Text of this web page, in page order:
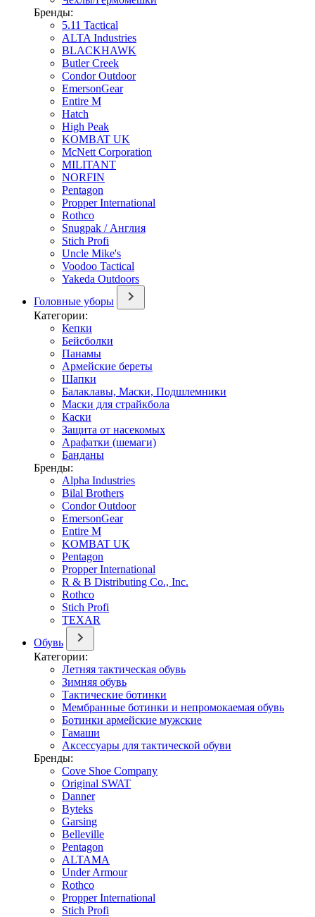
Бренды:
5.11 Tactical
ALTA Industries
BLACKHAWK
Butler Creek
Condor Outdoor
EmersonGear
Entire M
Hatch
High Peak
KOMBAT UK
McNett Corporation
MILITANT
NORFIN
Pentagon
Propper International
Rothco
Snugpak / Англия
Stich Profi
Uncle Mike's
Voodoo Tactical
Yakeda Outdoors
Головные уборы
Категории:
Кепки
Бейсболки
Панамы
Армейские береты
Шапки
Балаклавы, Маски, Подшлемники
Маски для страйкбола
Каски
Защита от насекомых
Арафатки (шемаги)
Банданы
Бренды:
Alpha Industries
Bilal Brothers
Condor Outdoor
EmersonGear
Entire M
KOMBAT UK
Pentagon
Propper International
R & B Distributing Co., Inc.
Rothco
Stich Profi
TEXAR
Обувь
Категории:
Летняя тактическая обувь
Зимняя обувь
Тактические ботинки
Мембранные ботинки и непромокаемая обувь
Ботинки армейские мужские
Гамаши
Аксессуары для тактической обуви
Бренды:
Cove Shoe Company
Original SWAT
Danner
Byteks
Garsing
Belleville
Pentagon
ALTAMA
Under Armour
Rothco
Propper International
Stich Profi